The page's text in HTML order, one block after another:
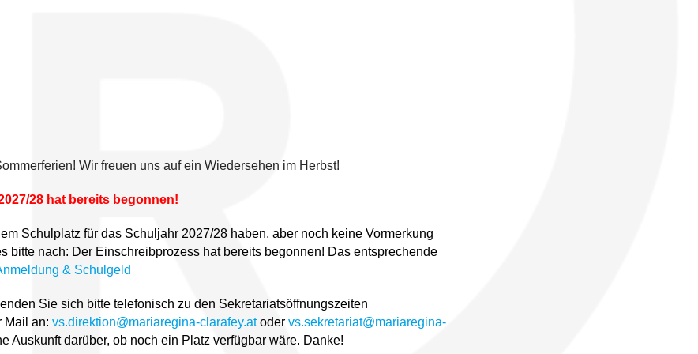
Wir freuen uns auf ein Wiedersehen im Herbst!
28 hat bereits begonnen!
Schulplatz für das Schuljahr 2027/28 haben, aber noch keine Vormerkung
bitte nach: Der Einschreibprozess hat bereits begonnen! Das entsprechende
& Schulgeld
Sie sich bitte telefonisch zu den Sekretariatsöffnungszeiten
Mail an: vs.direktion@mariaregina-clarafey.atoder vs.sekretariat@mariaregina-
Auskunft darüber, ob noch ein Platz verfügbar wäre. Danke!